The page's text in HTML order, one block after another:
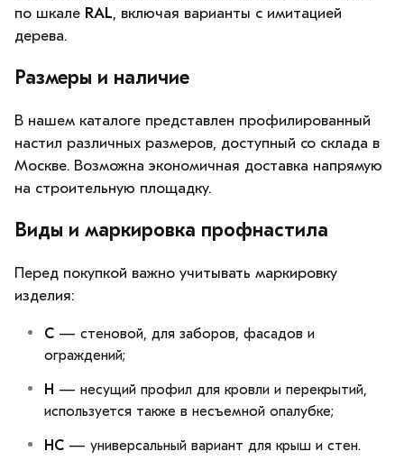
по шкале RAL , включая варианты с имитацией
дерева.
Размеры и наличие
В нашем каталоге представлен профилированный
настил различных размеров, доступный со склада в
Москве. Возможна экономичная доставка напрямую
на строительную площадку.
Виды и маркировка профнастила
Перед покупкой важно учитывать маркировку
изделия:
С — стеновой, для заборов, фасадов и
ограждений;
Н — несущий профил для кровли и перекрытий,
используется также в несъемной опалубке;
НС — универсальный вариант для крыш и стен.